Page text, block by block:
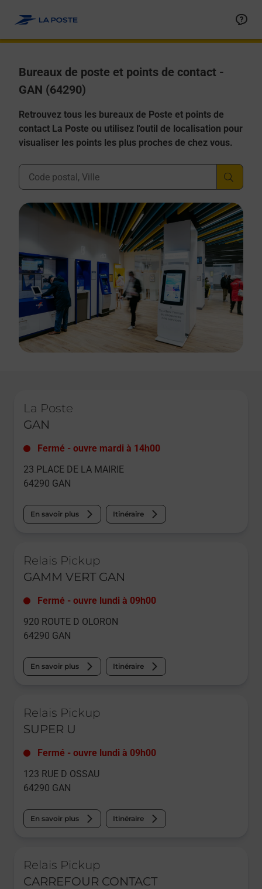
Bureaux de poste et points de contact -
GAN (64290)
Retrouvez tous les bureaux de Poste et points de
contact La Poste ou utilisez l'outil de localisation pour
visualiser les points les plus proches de chez vous.
Ville, Département, Code Postal
La Poste
GAN
Fermé - ouvre mardi à 14h00
23 PLACE DE LA MAIRIE
64290 GAN
En savoir plus Itinéraire
Relais Pickup
GAMM VERT GAN
Fermé - ouvre lundi à 09h00
920 ROUTE D OLORON
64290 GAN
En savoir plus Itinéraire
Relais Pickup
SUPER U
Fermé - ouvre lundi à 09h00
123 RUE D OSSAU
64290 GAN
En savoir plus Itinéraire
Relais Pickup
CARREFOUR CONTACT